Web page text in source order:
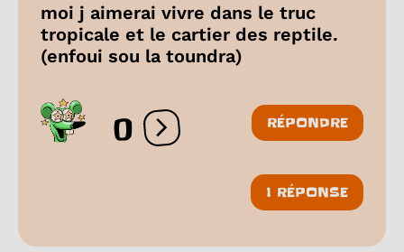
moi j aimerai vivre dans le truc
tropicale et le cartier des reptile.
(enfoui sou la toundra)
0 Ouvrir les réactions
RÉPONDRE
1 RÉPONSE